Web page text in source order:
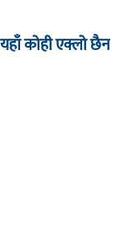
कोही एक्लो छैन